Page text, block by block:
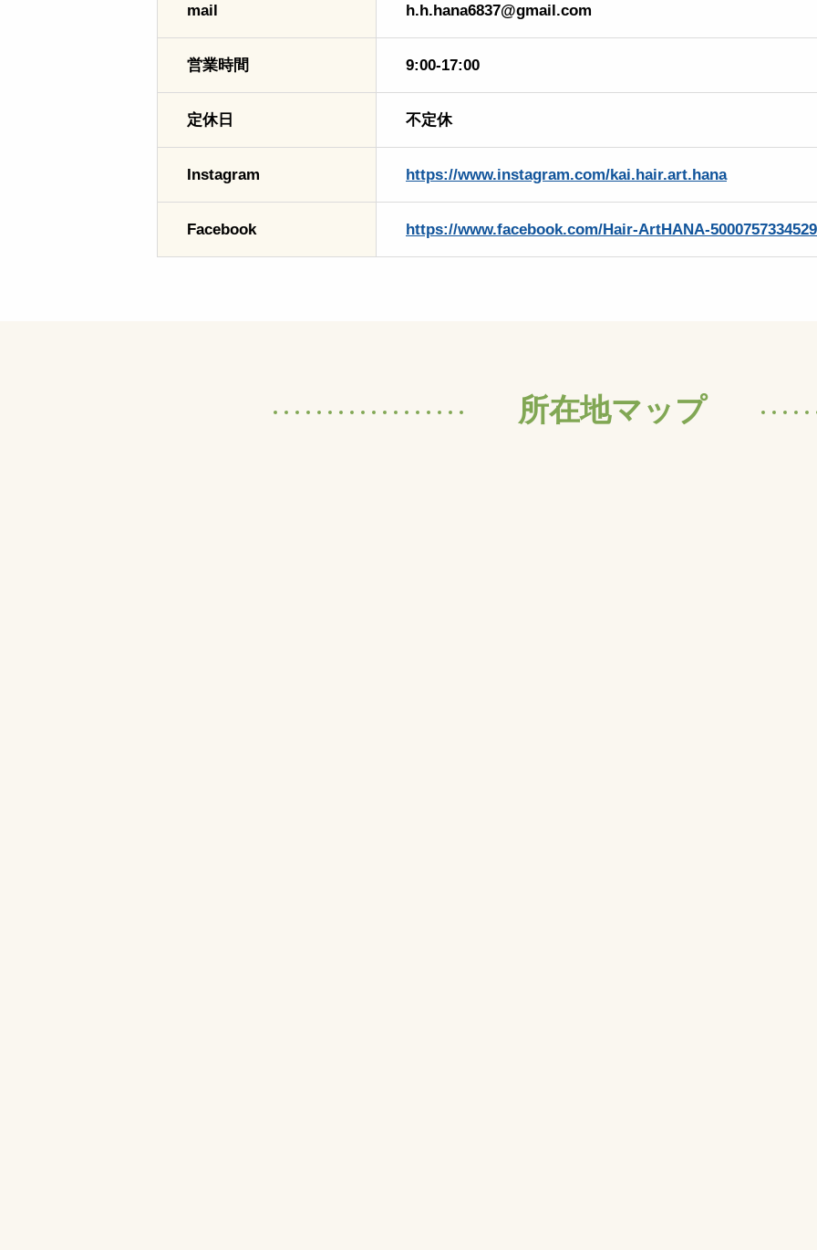
mail h.h.hana6837@gmail.com
営業時間 9:00-17:00
定休日 不定休
Instagram https://www.instagram.com/kai.hair.art.hana
Facebook https://www.facebook.com/Hair-ArtHANA-
所在地マップ